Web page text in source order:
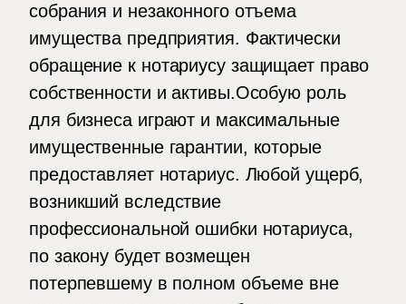
собрания и незаконного отъема
имущества предприятия. Фактически
обращение к нотариусу защищает право
собственности и активы.Особую роль
для бизнеса играют и максимальные
имущественные гарантии, которые
предоставляет нотариус. Любой ущерб,
возникший вследствие
профессиональной ошибки нотариуса,
по закону будет возмещен
потерпевшему в полном объеме вне